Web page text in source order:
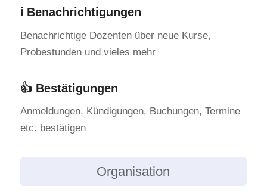
ℹ Benachrichtigungen
Benachrichtige Dozenten über neue Kurse,
Probestunden und vieles mehr
👍 Bestätigungen
Anmeldungen, Kündigungen, Buchungen, Termine
etc. bestätigen
Organisation